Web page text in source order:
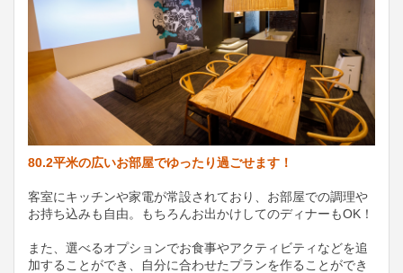
80.2平米の広いお部屋でゆったり過ごせます！
客室にキッチンや家電が常設されており、お部屋での調理や
お持ち込みも自由。もちろんお出かけしてのディナーもOK！
また、選べるオプションでお食事やアクティビティなどを追
加することができ、自分に合わせたプランを作ることができ